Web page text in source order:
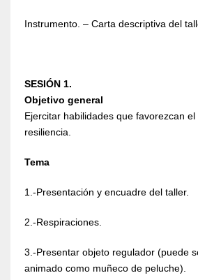
Instrumento. – Carta descriptiva del
SESIÓN 1.
Objetivo general
Ejercitar habilidades que favorezcan
resiliencia.
Tema
1.-Presentación y encuadre del taller.
2.-Respiraciones.
3.-Presentar objeto regulador (puede
animado como muñeco de peluche).